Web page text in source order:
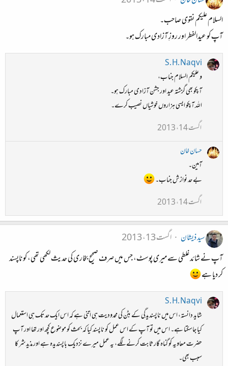
السلام علیکم نقوی صاحب۔
آپ کو عیدالفطر اور روزِ آزادی مبارک ہو۔
S. H. Naqvi
و علیکم السلام جناب،
آپکو بھی گزشتہ عید اور جشن آزادی مبارک ہو۔
اللہ آپکو ایسی ہزاروں خوشیاں نصیب کرے۔
اگست 14، 2013
حسان خان
آمین۔
بے حد نوازش جناب۔
اگست 14، 2013
سید ذیشان
اگست 13، 2013
آپ نے شائد غلطی سے میری پوسٹ، جس میں صرف صحیح بخاری کی حدیث لکھی تھی، کو ناپسند
کر دیا ہے
S. H. Naqvi
شاید دانستہ، اس میں ناپسندیدگی کے بٹن کی محدودیت ہی اتنی ہے کہ اس ایک حد تک ہی استعمال
کیا جاسکتا ہے۔ اس میں تو آپ کے اس عمل کو ناپسند کیا کہ بحث کو موضوع کچھ اور تھا اور آپ
حضرت معاویہ کو گناہ گار ثابت کرنے لگے، یہ عمل میرے نزدیک باپسندیدہ ہے اور مذیدشر کا
سبب بھی۔